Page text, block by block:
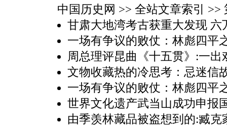
中国历史网 >> 全站文章索引 >>
甘肃大地湾考古获重大发现 六
一场有争议的败仗：林彪四平
周总理评昆曲《十五贯》:一出
文物收藏热的冷思考：忌迷信
一场有争议的败仗：林彪四平
世界文化遗产武当山成功申报
由季羡林藏品被盗想到的:臧克